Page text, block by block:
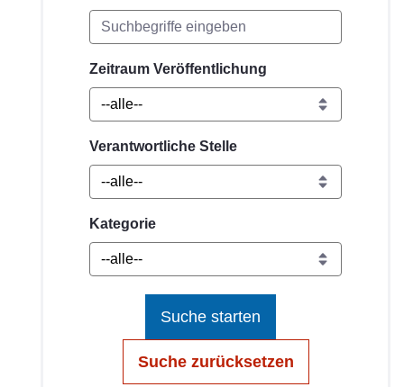
Zeitraum Veröffentlichung
Verantwortliche Stelle
Kategorie
Suche starten
Suche zurücksetzen